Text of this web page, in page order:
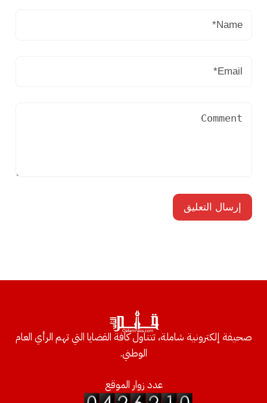
صحيفة إلكترونية شاملة، تتناول كافة القضايا التي تهم الرأي العام
الوطني.
عدد زوار الموقع